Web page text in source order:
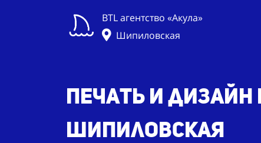
BTL агентство «Акула»
Шипиловская
Печать и дизайн
Шипиловская